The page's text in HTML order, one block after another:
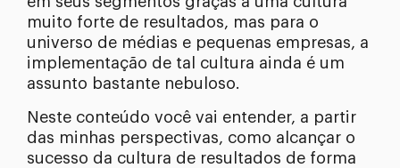
muito forte de resultados, mas para o
universo de médias e pequenas empresas, a
implementação de tal cultura ainda é um
assunto bastante nebuloso.
Neste conteúdo você vai entender, a partir
das minhas perspectivas, como alcançar o
sucesso da cultura de resultados de forma